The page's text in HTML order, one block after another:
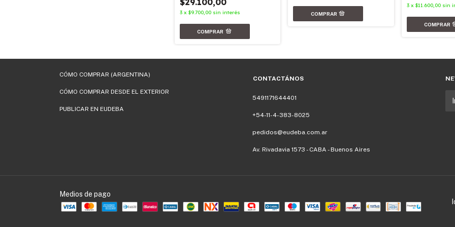
$29.100,00
3 x$9.700,00 sin interés
3 x $11.600,00 sin
CÓMO COMPRAR (ARGENTINA)
CÓMO COMPRAR DESDE EL EXTERIOR
PUBLICAR EN EUDEBA
CONTACTÁNOS
5491171644401
+54-11-4-383-8025
pedidos@eudeba.com.ar
Av. Rivadavia 1573 - CABA - Buenos Aires
Medios de pago